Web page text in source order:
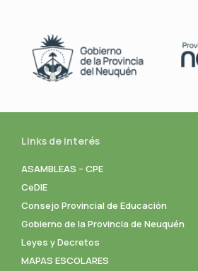
Links de interés
ASAMBLEAS – CPE
CeDIE
Consejo Provincial de Educación
Gobierno de la Provincia de Neuquén
Leyes y Decretos
MAPAS ESCOLARES